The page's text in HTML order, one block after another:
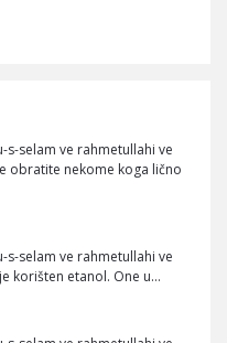
s-selam ve rahmetullahi ve
obratite nekome koga lično
s-selam ve rahmetullahi ve
korišten etanol. One u…